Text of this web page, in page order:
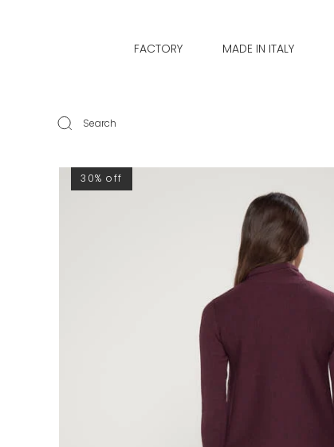
FACTORY MADE IN ITALY
Search
30% off